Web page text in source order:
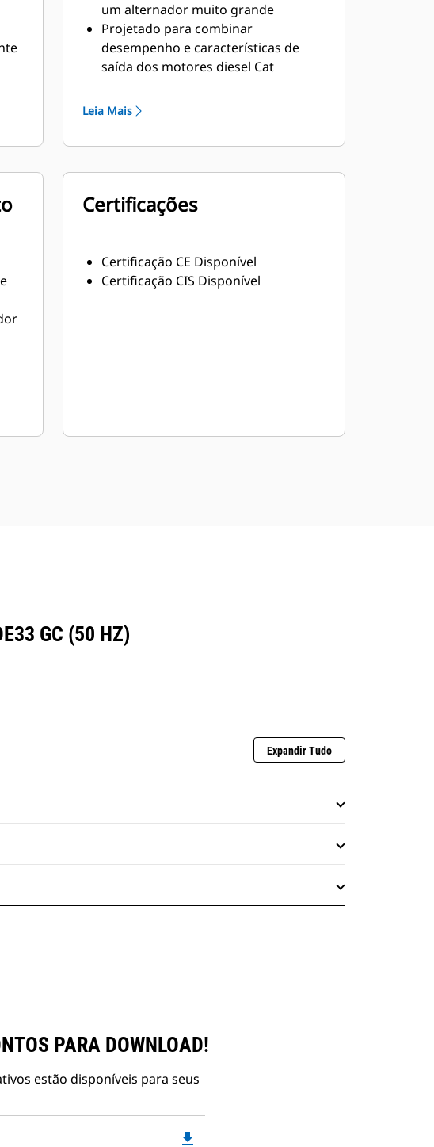
um alternador muito grande
Projetado para combinar
desempenho e características de
saída dos motores diesel Cat
Leia Mais
Certificações
Certificação CE Disponível
Certificação CIS Disponível
GC (50 HZ)
Expandir Tudo
PARA DOWNLOAD!
estão disponíveis para seus
file_download